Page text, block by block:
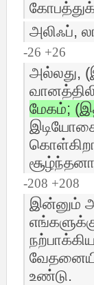
அலிஃப்,
-26 +26
அல்லது,
மேகம்;
-208 +208
இன்னும்
உண்டு.